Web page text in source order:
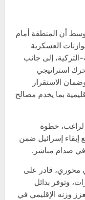
أن المنطقة أمام
العسكرية
إلى جانب
استراتيجي
الاستقرار
بما يخدم مصالح
لراغب، خطوة
إبقاء إسرائيل ضمن
في صدام مباشر.
محوري، قادر على
وتوفر بدائل
وزنه الإقليمي في